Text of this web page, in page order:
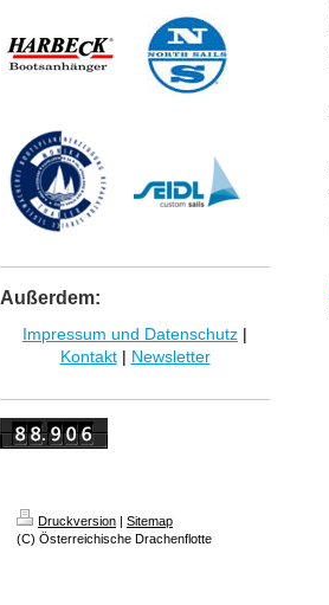
Außerdem:
Impressum und Datenschutz |
Kontakt| Newsletter
Druckversion | Sitemap
(C) Österreichische Drachenflotte